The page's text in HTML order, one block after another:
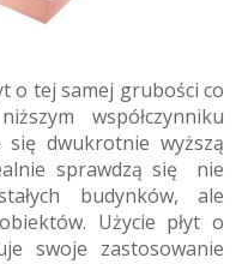
o tej samej grubości co
współczynniku
się dwukrotnie wyższą
sprawdzą się nie
budynków, ale
Użycie płyt o
swoje zastosowanie